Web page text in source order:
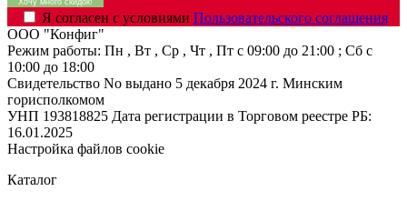
Я согласен с условиями Пользовательского соглашения
ООО "Конфиг"
Режим работы: Пн , Вт , Ср , Чт , Пт c 09:00 до 21:00 ; Сб c
10:00 до 18:00
Свидетельство No выдано 5 декабря 2024 г. Минским
горисполкомом
УНП 193818825 Дата регистрации в Торговом реестре РБ:
16.01.2025
Настройка файлов cookie
Каталог